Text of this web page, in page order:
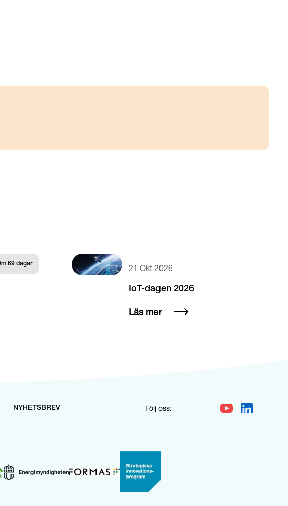
69 dagar 21 Okt 2026
IoT-dagen 2026
Läs mer
NYHETSBREV Följ oss: